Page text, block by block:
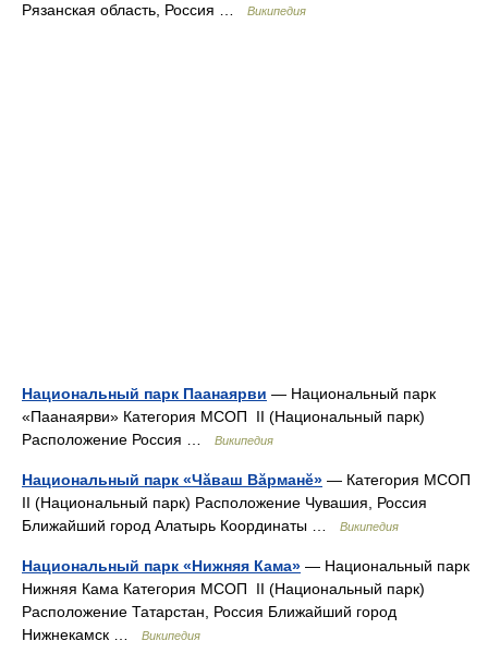
Рязанская область, Россия …
Википедия
Национальный парк Паанаярви — Национальный парк
«Паанаярви» Категория МСОП II (Национальный парк)
Расположение Россия …
Википедия
Национальный парк «Чăваш Вăрманĕ» — Категория МСОП
II (Национальный парк) Расположение Чувашия, Россия
Ближайший город Алатырь Координаты …
Википедия
Национальный парк «Нижняя Кама» — Национальный парк
Нижняя Кама Категория МСОП II (Национальный парк)
Расположение Татарстан, Россия Ближайший город
Нижнекамск …
Википедия